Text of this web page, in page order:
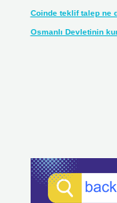
Coinde teklif talep ne
Osmanlı Devletinin